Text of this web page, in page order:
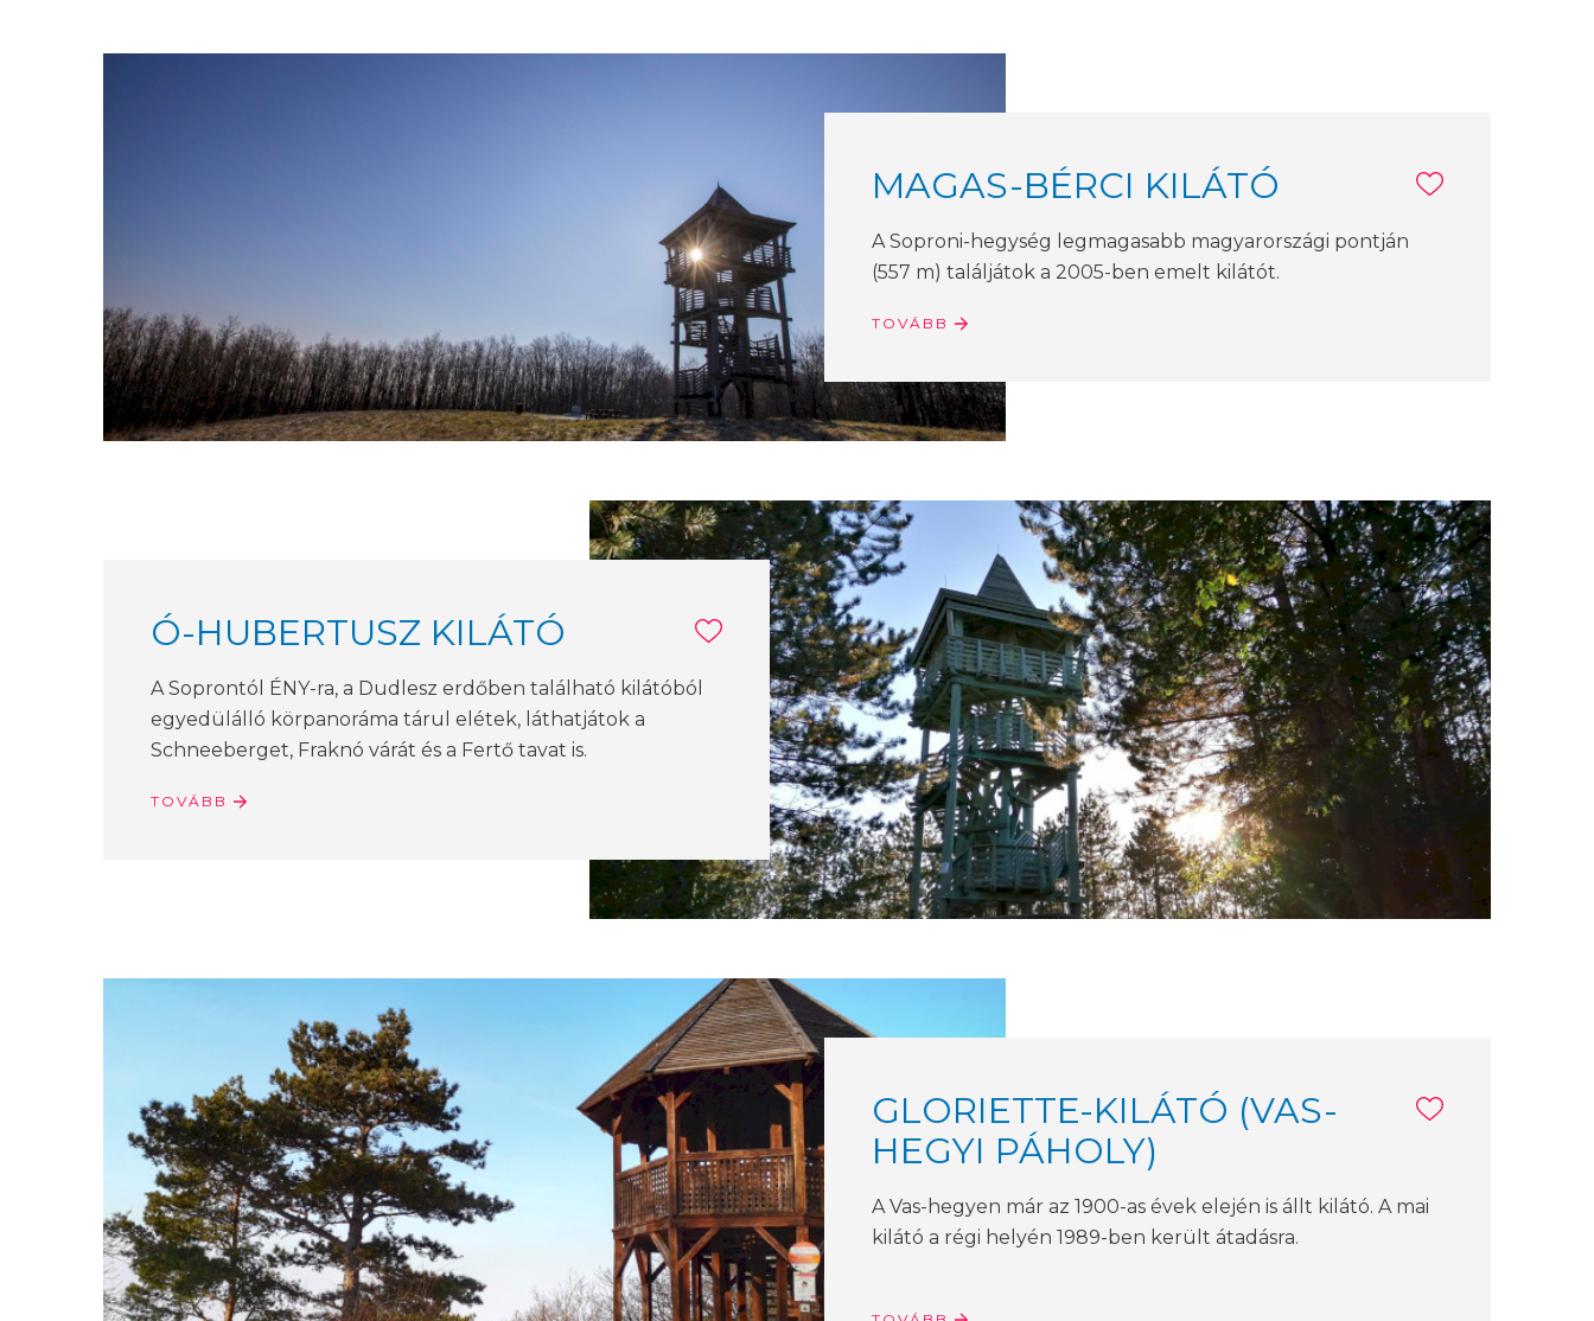
MAGAS-BÉRCI KILÁTÓ
A Soproni-hegység legmagasabb magyarországi pontján
(557 m) találjátok a 2005-ben emelt kilátót.
TOVÁBB
Ó-HUBERTUSZ KILÁTÓ
A Soprontól ÉNY-ra, a Dudlesz erdőben található kilátóból
egyedülálló körpanoráma tárul elétek, láthatjátok a
Schneeberget, Fraknó várát és a Fertő tavat is.
TOVÁBB
GLORIETTE-KILÁTÓ (VAS-
HEGYI PÁHOLY)
A Vas-hegyen már az 1900-as évek elején is állt kilátó. A mai
kilátó a régi helyén 1989-ben került átadásra.